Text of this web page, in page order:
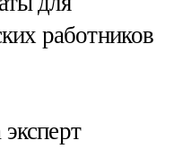
работников